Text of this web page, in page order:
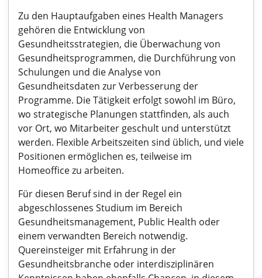
Zu den Hauptaufgaben eines Health Managers
gehören die Entwicklung von
Gesundheitsstrategien, die Überwachung von
Gesundheitsprogrammen, die Durchführung von
Schulungen und die Analyse von
Gesundheitsdaten zur Verbesserung der
Programme. Die Tätigkeit erfolgt sowohl im Büro,
wo strategische Planungen stattfinden, als auch
vor Ort, wo Mitarbeiter geschult und unterstützt
werden. Flexible Arbeitszeiten sind üblich, und viele
Positionen ermöglichen es, teilweise im
Homeoffice zu arbeiten.
Für diesen Beruf sind in der Regel ein
abgeschlossenes Studium im Bereich
Gesundheitsmanagement, Public Health oder
einem verwandten Bereich notwendig.
Quereinsteiger mit Erfahrung in der
Gesundheitsbranche oder interdisziplinären